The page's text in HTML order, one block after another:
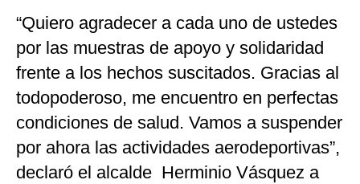
“Quiero agradecer a cada uno de ustedes
por las muestras de apoyo y solidaridad
frente a los hechos suscitados. Gracias al
todopoderoso, me encuentro en perfectas
condiciones de salud. Vamos a suspender
por ahora las actividades aerodeportivas”,
declaró el alcalde Herminio Vásquez a